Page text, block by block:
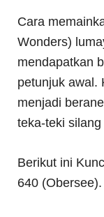
Cara
Wonders)
mendapatkan
petunjuk awal.
menjadi
teka-teki
Berikut ini
640 (Obersee).